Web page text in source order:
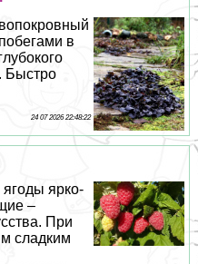
в
Быстро
24 07 2026 22:48:22
ярко-
–
При
сладким